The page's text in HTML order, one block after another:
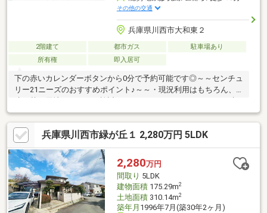
その他の交通
兵庫県川西市大和東２
2階建て 都市ガス
駐車場あり
所有権
即入居可
下の赤いカレンダーボタンから0分で予約可能です◎～～センチュ
リー21ニーズのおすすめポイント♪～～・現況利用はもちろん、
建て替え用地としてもご検討いただけます。・リフォームのご相
談も承っております◎・全居室収納、6帖以上でゆとりある
4LDK◇小学校が近くて安心◇●牧の台小学校まで徒歩10分○東谷
中学校まで徒歩14分◇2沿線以上利用可能◇●能勢電鉄妙見線「笹
部」「畦野」まで徒歩16分◇便利な周辺環境◇○ローソンまで徒
歩分●コープこうべまで車で4分○サンドラッグまで車で4分●坂本
医院(内科)まで徒歩4分
兵庫県川西市緑が丘１ 2,280万円 5LDK
2,280万円
間取り 5LDK
建物面積175.29m2
土地面積310.14m2
築年月 1996年7月(築30年2ヶ月)